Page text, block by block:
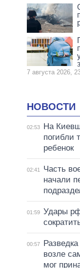
7 августа 2026,
НОВОСТИ
02:53
На
погибли
ребенок
02:41
Часть
начали
01:59 Удары
00:57
возле
мог